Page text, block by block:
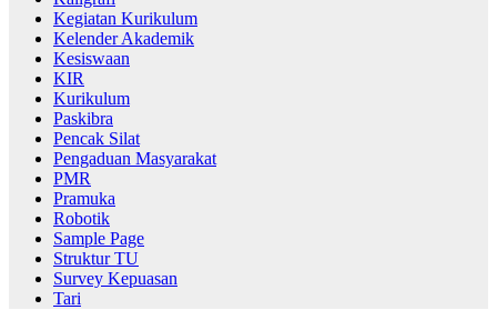
Kegiatan Kurikulum
Kelender Akademik
Kesiswaan
KIR
Kurikulum
Paskibra
Pencak Silat
Pengaduan Masyarakat
PMR
Pramuka
Robotik
Sample Page
Struktur TU
Survey Kepuasan
Tari